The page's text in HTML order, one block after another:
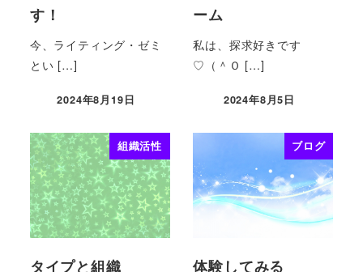
す！
今、ライティング・ゼミ
とい […]
2024年8月19日
ーム
私は、探求好きです
♡（＾Ｏ […]
2024年8月5日
組織活性
タイプと組織
ブログ
体験してみる